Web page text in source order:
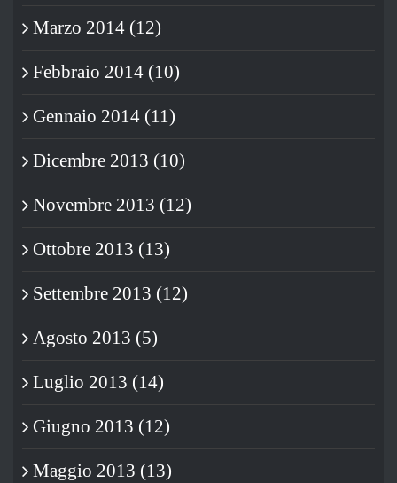
Marzo 2014 (12)
Febbraio 2014 (10)
Gennaio 2014 (11)
Dicembre 2013 (10)
Novembre 2013 (12)
Ottobre 2013 (13)
Settembre 2013 (12)
Agosto 2013 (5)
Luglio 2013 (14)
Giugno 2013 (12)
Maggio 2013 (13)